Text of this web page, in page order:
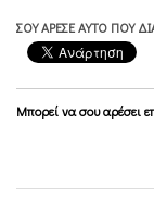
α
ε
γ
κ
ο
ΣΟΥ ΆΡΕΣΕ ΑΥΤΌ ΠΟΥ
Μπορεί να σου αρέσει